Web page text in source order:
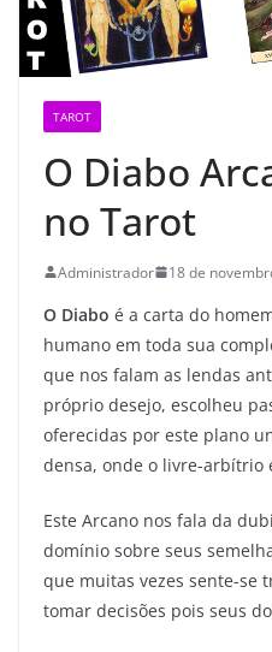
TAROT
O Diabo
no Tarot
Administrador 18 de
O Diabo é a carta do
humano em toda sua
que nos falam as lendas
próprio desejo, escolheu
oferecidas por este plano
densa, onde o livre-arbítrio
Este Arcano nos fala da
domínio sobre seus
que muitas vezes sente-se
tomar decisões pois seus